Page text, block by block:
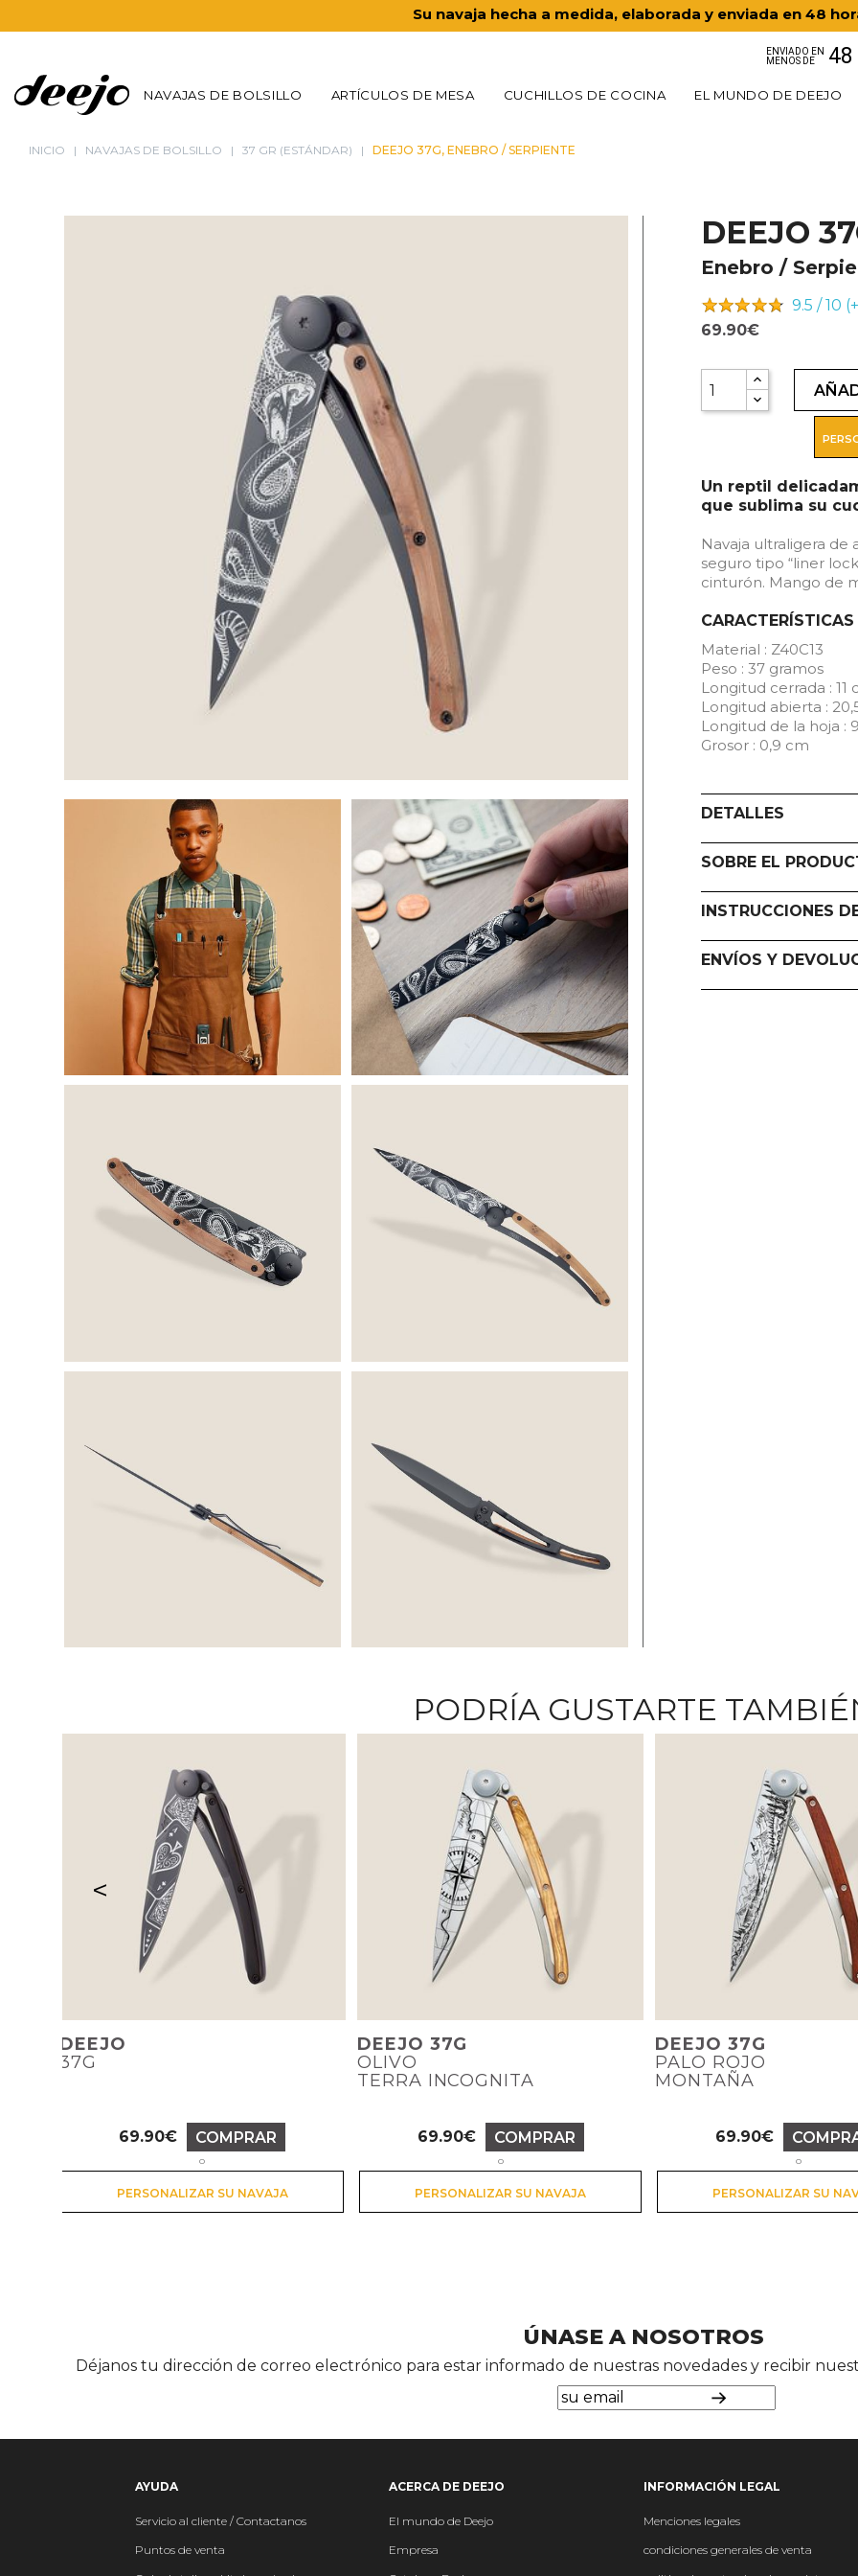
Su navaja hecha a medida, elaborada y enviada en 48
NAVAJAS DE BOLSILLO ARTÍCULOS DE MESA CUCHILLOS DE COCINA EL MUNDO DE DEEJO
ENVIADO EN
MENOS DE
INICIO NAVAJAS DE BOLSILLO 37 GR (ESTÁNDAR) DEEJO 37G, ENEBRO / SERPIENTE
DEEJO
Enebro /
9.5 / 10
69.90€
Un reptil
que sublima su
Navaja ultraligera de
seguro tipo “liner
cinturón. Mango de
CARACTERÍSTICAS
Material : Z40C13
Peso : 37 gramos
Longitud cerrada : 11
Longitud abierta :
Longitud de la hoja :
Grosor : 0,9 cm
DETALLES
SOBRE EL
INSTRUCCIONES
ENVÍOS Y
PODRÍA GUSTARTE
DEEJO
37G
Precio
69.90€ COMPRAR
o
PERSONALIZAR SU NAVAJA
DEEJO 37G
OLIVO
TERRA INCOGNITA
Precio
69.90€ COMPRAR
o
PERSONALIZAR SU NAVAJA
DEEJO 37G
PALO ROJO
MONTAÑA
Precio
69.90€
o
PERSONALIZAR SU
<
ÚNASE A NOSOTROS
Déjanos tu dirección de correo electrónico para estar informado de nuestras novedades y recibir
AYUDA
Servicio al cliente / Contactanos
Puntos de venta
ACERCA DE DEEJO
El mundo de Deejo
Empresa
INFORMACIÓN LEGAL
Menciones legales
condiciones generales de venta